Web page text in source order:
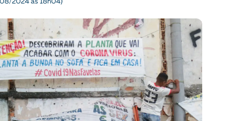
Públicas
indígenas
de pessoas e trabalho escravo
Notícias
Opinião
Para entender
Podcast
2024 às 18h04)